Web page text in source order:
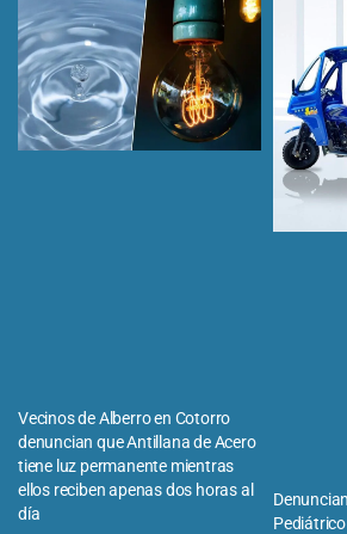
Vecinos de Alberro en Cotorro
denuncian que Antillana de Acero
tiene luz permanente mientras
ellos reciben apenas dos horas al
día